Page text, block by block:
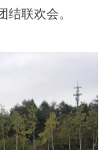
结联欢会。